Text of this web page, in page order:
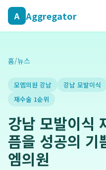
A Aggregator
홈/뉴스
모엠의원 강남 강남 모발이식
재수술 1순위
강남 모발이식
픔을 성공의 기
엠의원